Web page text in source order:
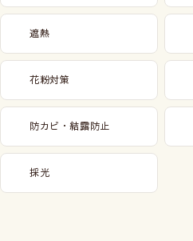
遮熱
花粉対策
防カビ・結露防止
採光